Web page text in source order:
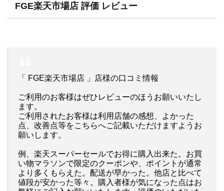
FGE楽天市場店 評価 レビュー
「 FGE楽天市場店 」店様の口コミ情報
ご利用のお客様はぜひレビューのほうお願いいたし
ます。
ご利用されたお客様は利用店舗の感想、よかった
点、改善点等をこちらへご記載いただけますようお
願いします。
例、楽天スーパーセールでお得に購入出来た。お買
い物マラソンで限定のクーポンや、ポイントが通常
より多くもらえた。配送が早かった。他店と比べて
値段が安かった等々。購入者様が気になった点はお